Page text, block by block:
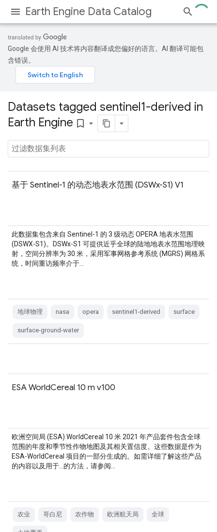
Earth Engine Data Catalog
Google 会使用 AI 技术将内容翻译成您偏好的语言。AI 翻译可能包
含错误。
Datasets tagged sentinel1-derived in
Earth Engine bookmark_border
基于 Sentinel-1 的动态地表水范围 (DSWx-S1) V1
此数据集包含来自 Sentinel-1 的 3 级动态 OPERA 地表水范围
(DSWX-S1)。DSWx-S1 可提供近乎全球的陆地地表水范围地理映
射，空间分辨率为 30 米，采用军事网格参考系统 (MGRS) 网格系
统，时间重访频率介于…
地球物理 nasa opera sentinel1-derived surface
surface-ground-water
ESA WorldCereal 10 m v100
欧洲空间局 (ESA) WorldCereal 10 米 2021 年产品套件包含全球
范围的年度和季节性作物地图及其相关置信度。这些数据是作为
ESA-WorldCereal 项目的一部分生成的。如需详细了解这些产品
的内容以及用于…的方法，请参阅…
农业 哥白尼 农作物 欧洲航天局 全球